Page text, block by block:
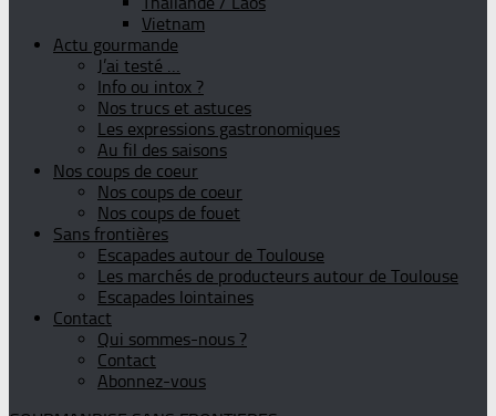
Vietnam
Actu gourmande
J’ai testé …
Info ou intox ?
Nos trucs et astuces
Les expressions gastronomiques
Au fil des saisons
Nos coups de coeur
Nos coups de coeur
Nos coups de fouet
Sans frontières
Escapades autour de Toulouse
Les marchés de producteurs autour de Toulouse
Escapades lointaines
Contact
Qui sommes-nous ?
Contact
Abonnez-vous